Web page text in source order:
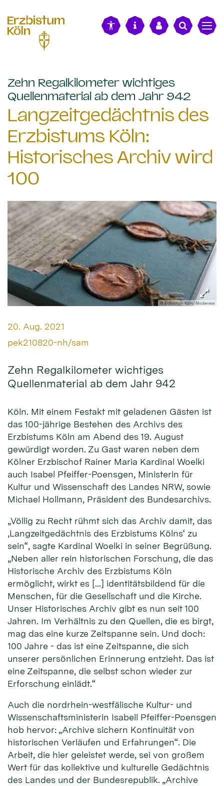
Zehn Regalkilometer wichtiges
Quellenmaterial ab dem Jahr 942
Langzeitgedächtnis des
Erzbistums Köln:
Historisches Archiv wird
100
© Erzbistum Köln/ Modanese
Datum:
20. Aug. 2021
Von:
pek210820-nh/sam
Zehn Regalkilometer wichtiges
Quellenmaterial ab dem Jahr 942
Köln. Mit einem Festakt mit geladenen Gästen ist
das 100-jährige Bestehen des Archivs des
Erzbistums Köln am Abend des 19. August
gewürdigt worden. Zu Gast waren neben dem
Kölner Erzbischof Rainer Maria Kardinal Woelki
auch Isabel Pfeiffer-Poensgen, Ministerin für
Kultur und Wissenschaft des Landes NRW, sowie
Michael Hollmann, Präsident des Bundesarchivs.
„Völlig zu Recht rühmt sich das Archiv damit, das
‚Langzeitgedächtnis des Erzbistums Kölns‘ zu
sein“, sagte Kardinal Woelki in seiner Begrüßung.
„Neben aller rein historischen Forschung, die das
Historische Archiv des Erzbistums Köln
ermöglicht, wirkt es […] identitätsbildend für die
Menschen, für die Gesellschaft und die Kirche.
Unser Historisches Archiv gibt es nun seit 100
Jahren. Im Verhältnis zu den Quellen, die es birgt,
mag das eine kurze Zeitspanne sein. Und doch:
100 Jahre - das ist eine Zeitspanne, die sich
unserer persönlichen Erinnerung entzieht. Das ist
eine Zeitspanne, die selbst schon wieder zur
Erforschung einlädt.“
Auch die nordrhein-westfälische Kultur- und
Wissenschaftsministerin Isabell Pfeiffer-Poensgen
hob hervor: „Archive sichern Kontinuität von
historischen Verläufen und Erfahrungen“. Die
Arbeit, die hier geleistet werde, sei von großem
Wert für das kollektive und kulturelle Gedächtnis
des Landes und der Bundesrepublik. „Archive